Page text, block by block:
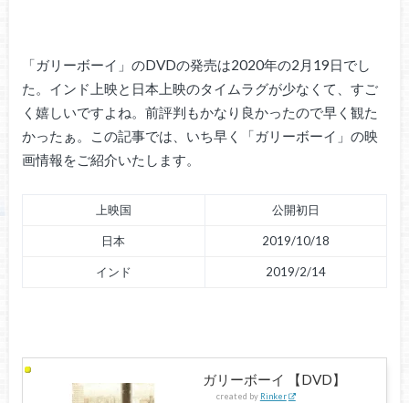
「ガリーボーイ」のDVDの発売は2020年の2月19日でし
た。インド上映と日本上映のタイムラグが少なくて、すご
く嬉しいですよね。前評判もかなり良かったので早く観た
かったぁ。この記事では、いち早く「ガリーボーイ」の映
画情報をご紹介いたします。
上映国 公開初日
日本 2019/10/18
インド 2019/2/14
ガリーボーイ 【DVD】
created by Rinker